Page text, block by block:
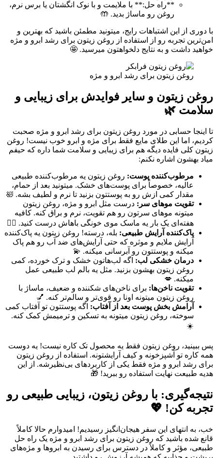
**راه حل:** با ملایمت و با نوک انگشتان یا برس نرم،
روغن رو ماساژ بدید. 🤲
با دوری از این اشتباهات رایج، میتونید مطمئن باشید که بهترین و
امن‌ترین تجربه رو از استفاده از روغن زیتون برای رشد ابرو و مژه
خواهید داشت و به نتایج دلخواهتون میرسید. 🤩
روغن زیتون برای رشد ابرو و مژه
روغن زیتون و سایر فوایدش برای زیبایی و
سلامت 🌿
تا اینجا حسابی در مورد روغن زیتون برای رشد ابرو و مژه صحبت
کردیم، اما این طلای مایع فقط برای مژه و ابرو خوب نیست! روغن
زیتون کلی فایده دیگه هم برای زیبایی و سلامت شما داره که حیفم
میاد بهشون اشاره نکنم:
مرطوب‌کننده پوست: روغن زیتون یه مرطوب‌کننده طبیعی
عالیه، خصوصاً برای پوست‌های خشک. میتونید بعد از حمام،
مقدار کمی ازش رو به پوستتون بزنید تا نرم و لطیف بشه. 🛀
تقویت موهای سر: درست مثل ابرو و مژه، روغن زیتون
میتونه موهای سرتون رو هم تقویت، نرم و براق کنه. کافیه
هفته‌ای یک بار یه ماسک موی خونگی باهاش درست کنید. 💇‍♀️
پاک‌کننده آرایش طبیعی: بله، درسته! روغن زیتون یه پاک‌کننده
آرایش ملایم و موثره که حتی آرایش‌های ضد آب رو هم پاک
میکنه و پوستتون رو آبرسانی میکنه. 💫
درمان خشکی لب: اگه لب‌هاتون خشک و ترک خورده، کمی
روغن زیتون بهشون بزنید. مثل یه بالم لب طبیعی عمل
میکنه. 💋
تقویت ناخن‌ها: برای ناخن‌های شکننده و ضعیف، ماساژ با
روغن زیتون میتونه اونا رو قوی‌تر و سالم‌تر کنه. 💅
آرامش بخش پوست بعد از آفتاب: اگه پوستتون تو آفتاب کمی
سوخته، روغن زیتون میتونه به تسکین و ترمیمش کمک کنه.
☀️
پس ببینید، روغن زیتون فقط یه محصول تک کاره نیست! یه دوست
همه کاره تو آشپزخونه و کیف آرایشتونه. استفاده از روغن زیتون
برای رشد ابرو و مژه فقط یکی از کاربردهای بی‌نظیرشه. از این
هدیه طبیعت نهایت استفاده رو ببرید! 🎁
نتیجه‌گیری: با روغن زیتون، زیبایی طبیعی رو
تجربه کن! 💖
خب، به انتهای این سفر هیجان‌انگیز رسیدیم! امیدوارم حالا کاملاً
قانع شده باشید که روغن زیتون برای رشد ابرو و مژه یک راه حل
طبیعی، مؤثر و کاملاً در دسترس برای رسیدن به ابروها و مژه‌های